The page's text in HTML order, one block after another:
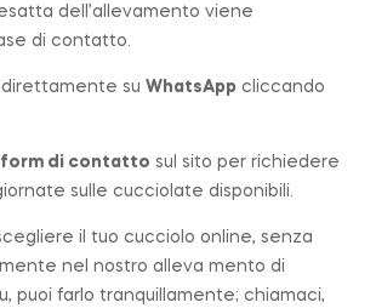
dell’allevamento viene
di contatto.
direttamente su WhatsApp cliccando
form di contatto sul sito per richiedere
sulle cucciolate disponibili.
il tuo cucciolo online, senza
nel nostro alleva mento di
puoi farlo tranquillamente; chiamaci,